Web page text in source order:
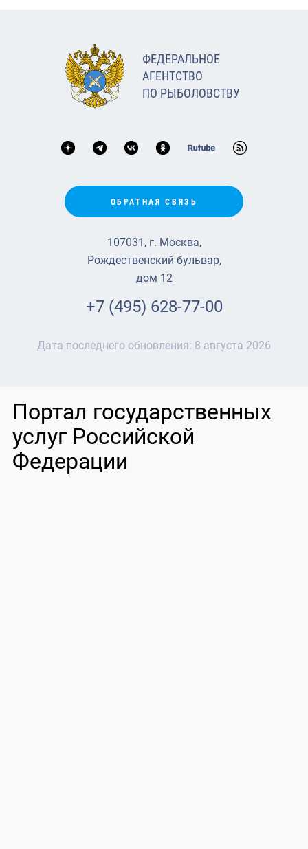
ФЕДЕРАЛЬНОЕ
АГЕНТСТВО
ПО РЫБОЛОВСТВУ
ОБРАТНАЯ СВЯЗЬ
107031, г. Москва,
Рождественский бульвар,
дом 12
+7 (495) 628-77-00
Дата последнего обновления: 8 августа 2026
Портал государственных
услуг Российской
Федерации